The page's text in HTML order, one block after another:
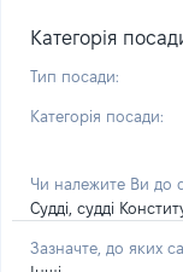
Категорія
Тип посади:
Категорія посади:
Чи належите Ви до
Судді, судді
Зазначте, до яких